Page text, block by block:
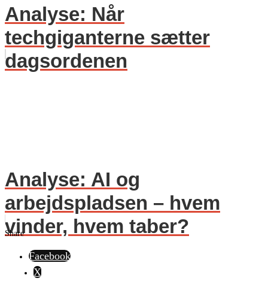
Analyse: Når
techgiganterne sætter
dagsordenen
Analyse: AI og
arbejdspladsen – hvem
vinder, hvem taber?
Share
Facebook
X